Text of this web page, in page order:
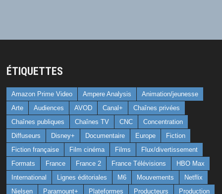
ÉTIQUETTES
Amazon Prime Video Ampere Analysis
Animation/jeunesse
Arte
Audiences AVOD Canal+
Chaînes privées
Chaînes publiques
Chaînes TV CNC
Concentration
Diffuseurs
Disney+ Documentaire Europe
Fiction
Fiction française
Film cinéma Films
Flux/divertissement
Formats
France France 2 France Télévisions
HBO Max
International
Lignes éditoriales M6 Mouvements
Netflix
Nielsen
Paramount+ Plateformes Producteurs Production